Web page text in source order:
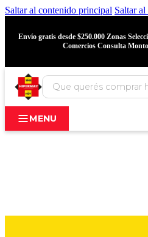
Saltar al contenido principal Saltar
Envío gratis desde $250.000 Zonas
Comercios Consulta
MENU